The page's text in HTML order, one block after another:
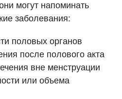
могут напоминать
заболевания:
половых органов
после полового акта
вне менструации
или объема